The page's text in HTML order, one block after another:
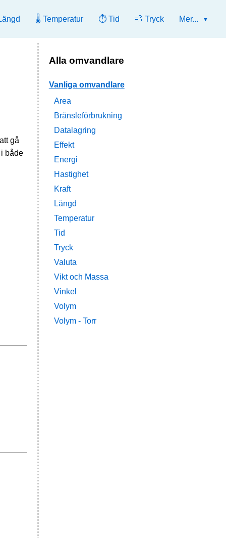
🌡️ Temperatur ⏱️ Tid 💨 Tryck Mer...
gå
både
Alla omvandlare
Vanliga omvandlare
Area
Bränsleförbrukning
Datalagring
Effekt
Energi
Hastighet
Kraft
Längd
Temperatur
Tid
Tryck
Valuta
Vikt och Massa
Vinkel
Volym
Volym - Torr